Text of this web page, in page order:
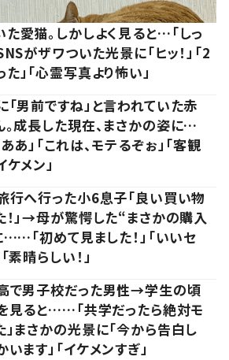
愛猫。しかしよく見ると…「しっ
がザワついた光景に「ヒッ！」「2
」「心霊写真より怖い」
「男前ですね」と言われていた赤
。成長した現在、まさかの姿に…
ああ」「これは、モテるぞぉ」「客観
メン」
行へ行った小6息子「良い買い物
！」→母が驚愕した“まさかの購入
「初めて見ました！」「いいセ
素晴らしい！」
で男子校だった男性→学生の頃
見ると……「共学だったら絶対モ
」まさかの光景に「今から告白し
います」「イケメンすぎ」